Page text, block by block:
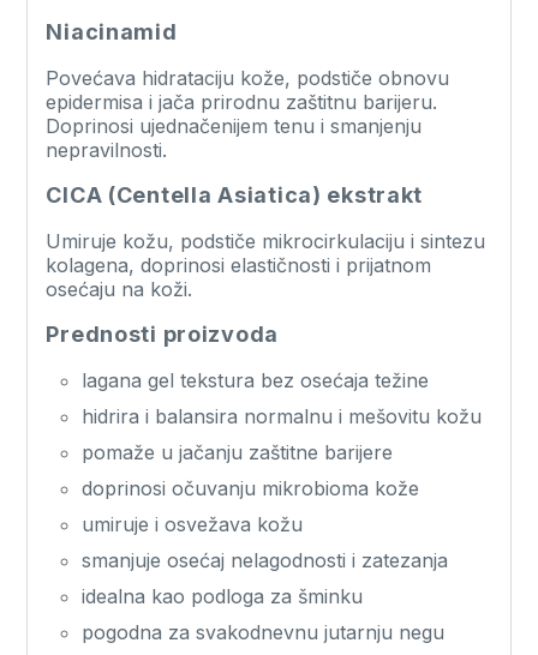
Niacinamid
Povećava hidrataciju kože, podstiče obnovu
epidermisa i jača prirodnu zaštitnu barijeru.
Doprinosi ujednačenijem tenu i smanjenju
nepravilnosti.
CICA (Centella Asiatica) ekstrakt
Umiruje kožu, podstiče mikrocirkulaciju i sintezu
kolagena, doprinosi elastičnosti i prijatnom
osećaju na koži.
Prednosti proizvoda
lagana gel tekstura bez osećaja težine
hidrira i balansira normalnu i mešovitu kožu
pomaže u jačanju zaštitne barijere
doprinosi očuvanju mikrobioma kože
umiruje i osvežava kožu
smanjuje osećaj nelagodnosti i zatezanja
idealna kao podloga za šminku
pogodna za svakodnevnu jutarnju negu